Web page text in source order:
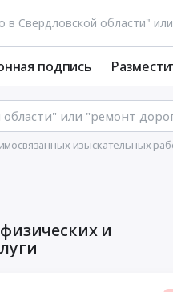
подпись
изыскательных
и